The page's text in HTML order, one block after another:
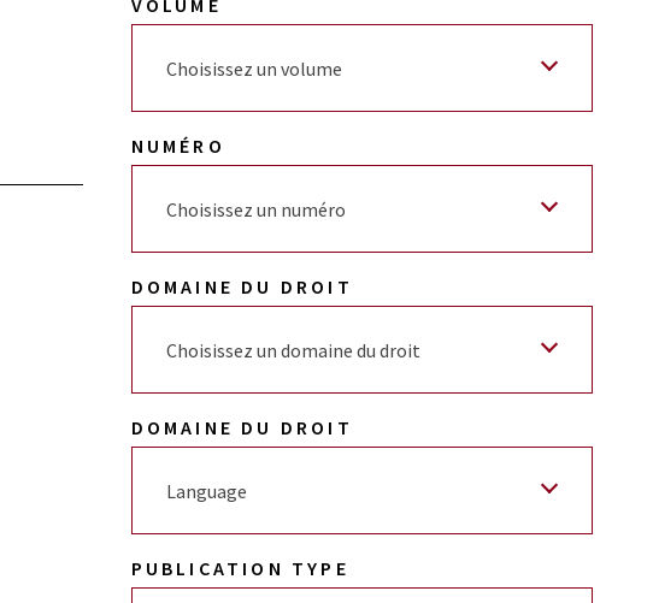
VOLUME
Choisissez un volume
NUMÉRO
Choisissez un numéro
DOMAINE DU DROIT
Choisissez un domaine du droit
DOMAINE DU DROIT
Language
PUBLICATION TYPE